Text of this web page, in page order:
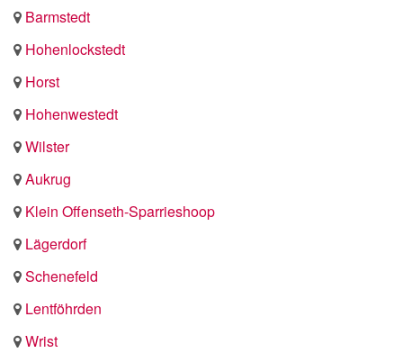
Barmstedt
Hohenlockstedt
Horst
Hohenwestedt
Wilster
Aukrug
Klein Offenseth-Sparrieshoop
Lägerdorf
Schenefeld
Lentföhrden
Wrist